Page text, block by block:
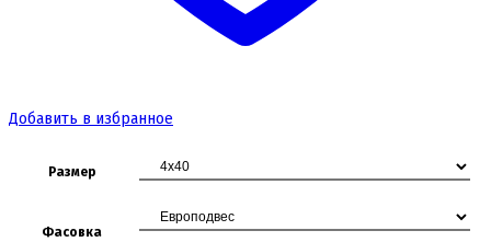
Добавить в избранное
Размер
Фасовка